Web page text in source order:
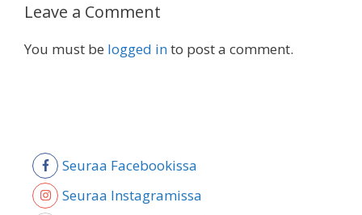
Leave a Comment
You must be logged into post a comment.
Seuraa Facebookissa
Seuraa Instagramissa